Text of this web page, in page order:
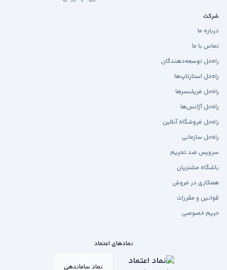
شرکت
درباره ما
تماس با ما
راه‌حل توسعه‌دهندگان
راه‌حل استارتاپ‌ها
راه‌حل فریلنسرها
راه‌حل آژانس‌ها
راه‌حل فروشگاه آنلاین
راه‌حل سازمانی
سرویس ضد تحریم
باشگاه مشتریان
همکاری در فروش
قوانین و مقررات
حریم خصوصی
نمادهای اعتماد
نماد ساماندهی